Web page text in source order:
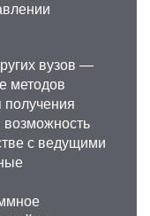
вузов —
методов
получения
с ведущими